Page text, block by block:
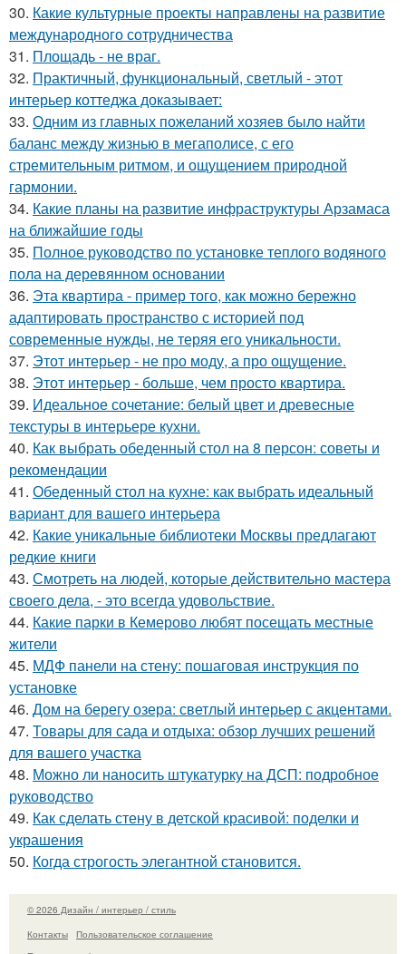
30. Какие культурные проекты направлены на развитие
международного сотрудничества
31. Площадь - не враг.
32. Практичный, функциональный, светлый - этот
интерьер коттеджа доказывает:
33. Одним из главных пожеланий хозяев было найти
баланс между жизнью в мегаполисе, с его
стремительным ритмом, и ощущением природной
гармонии.
34. Какие планы на развитие инфраструктуры Арзамаса
на ближайшие годы
35. Полное руководство по установке теплого водяного
пола на деревянном основании
36. Эта квартира - пример того, как можно бережно
адаптировать пространство с историей под
современные нужды, не теряя его уникальности.
37. Этот интерьер - не про моду, а про ощущение.
38. Этот интерьер - больше, чем просто квартира.
39. Идеальное сочетание: белый цвет и древесные
текстуры в интерьере кухни.
40. Как выбрать обеденный стол на 8 персон: советы и
рекомендации
41. Обеденный стол на кухне: как выбрать идеальный
вариант для вашего интерьера
42. Какие уникальные библиотеки Москвы предлагают
редкие книги
43. Смотреть на людей, которые действительно мастера
своего дела, - это всегда удовольствие.
44. Какие парки в Кемерово любят посещать местные
жители
45. МДФ панели на стену: пошаговая инструкция по
установке
46. Дом на берегу озера: светлый интерьер с акцентами.
47. Товары для сада и отдыха: обзор лучших решений
для вашего участка
48. Можно ли наносить штукатурку на ДСП: подробное
руководство
49. Как сделать стену в детской красивой: поделки и
украшения
50. Когда строгость элегантной становится.
© 2026 Дизайн / интерьер / стиль
Контакты
Пользовательское соглашение